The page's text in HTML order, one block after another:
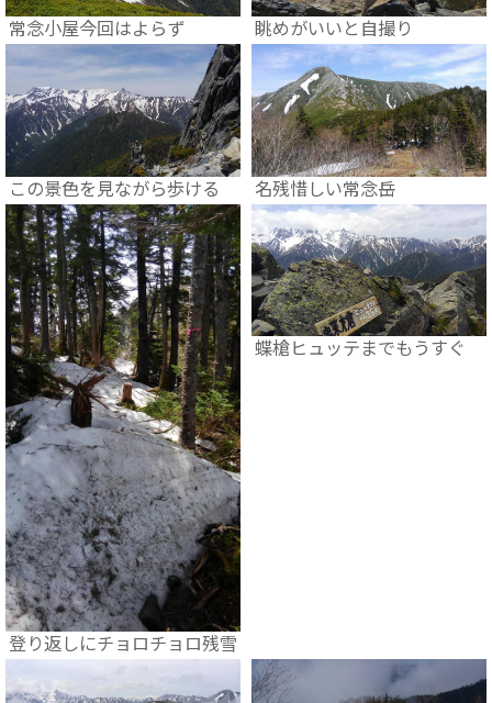
常念小屋今回はよらず 眺めがいいと自撮り
この景色を見ながら歩ける 名残惜しい常念岳
登り返しにチョロチョロ残雪
蝶槍ヒュッテまでもうすぐ